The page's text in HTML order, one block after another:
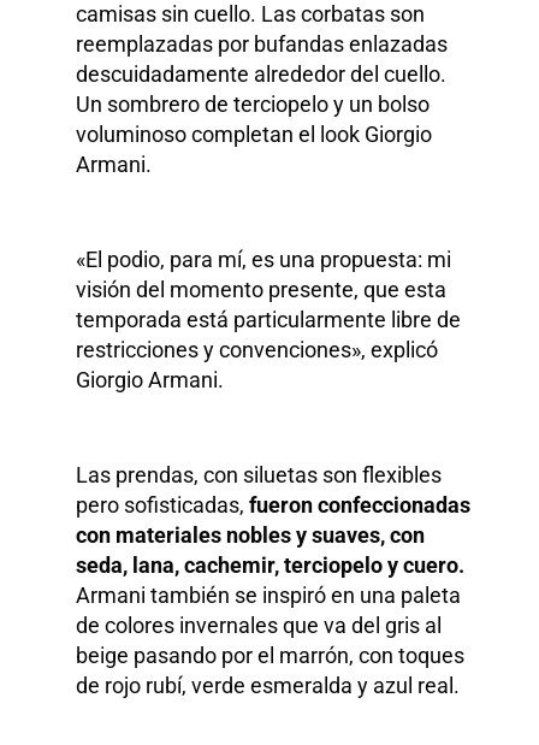
camisas sin cuello. Las corbatas son
reemplazadas por bufandas enlazadas
descuidadamente alrededor del cuello.
Un sombrero de terciopelo y un bolso
voluminoso completan el look Giorgio
Armani.
«El podio, para mí, es una propuesta: mi
visión del momento presente, que esta
temporada está particularmente libre de
restricciones y convenciones», explicó
Giorgio Armani.
Las prendas, con siluetas son flexibles
pero sofisticadas,fueron confeccionadas
con materiales nobles y suaves, con
seda, lana, cachemir, terciopelo y cuero.
Armani también se inspiró en una paleta
de colores invernales que va del gris al
beige pasando por el marrón, con toques
de rojo rubí, verde esmeralda y azul real.